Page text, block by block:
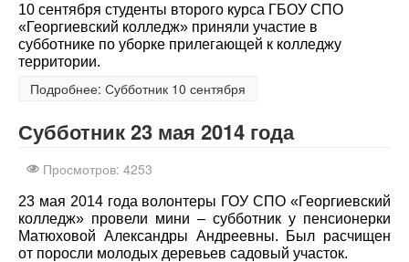
10 сентября студенты второго курса ГБОУ СПО
«Георгиевский колледж» приняли участие в
субботнике по уборке прилегающей к колледжу
территории.
Подробнее: Субботник 10 сентября
Субботник 23 мая 2014 года
Просмотров: 4253
23 мая 2014 года волонтеры ГОУ СПО «Георгиевский
колледж» провели мини – субботник у пенсионерки
Матюховой Александры Андреевны. Был расчищен
от поросли молодых деревьев садовый участок.